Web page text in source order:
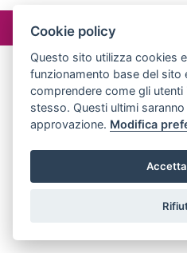
Cookie policy
Questo sito utilizza cookies
funzionamento base del
comprendere come gli
stesso. Questi ultimi
approvazione. Modifica